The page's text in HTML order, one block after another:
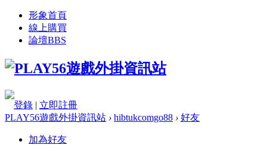
形象首頁
線上購買
論壇BBS
登錄 | 立即註冊
PLAY56遊戲外掛資訊站 › hibtukcomgo88 › 好友
加為好友